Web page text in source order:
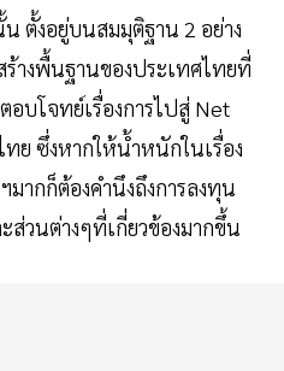
ตั้งอยู่บนสมมุติฐาน 2 อย่าง
างพื้นฐานของประเทศไทยที่
อบโจทย์เรื่องการไปสู่ Net
ย ซึ่งหากให้น้ำหนักในเรื่อง
มากก็ต้องคำนึงถึงการลงทุน
ส่วนต่างๆที่เกี่ยวข้องมากขึ้น